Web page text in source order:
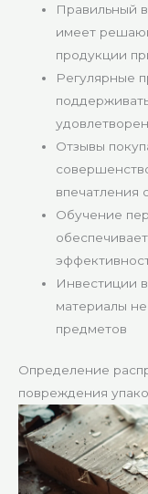
Правильный
имеет
продукции
Регулярные
Отзывы
впечатления
Обучение
Инвестиции
материалы
предметов
Определение
повреждения